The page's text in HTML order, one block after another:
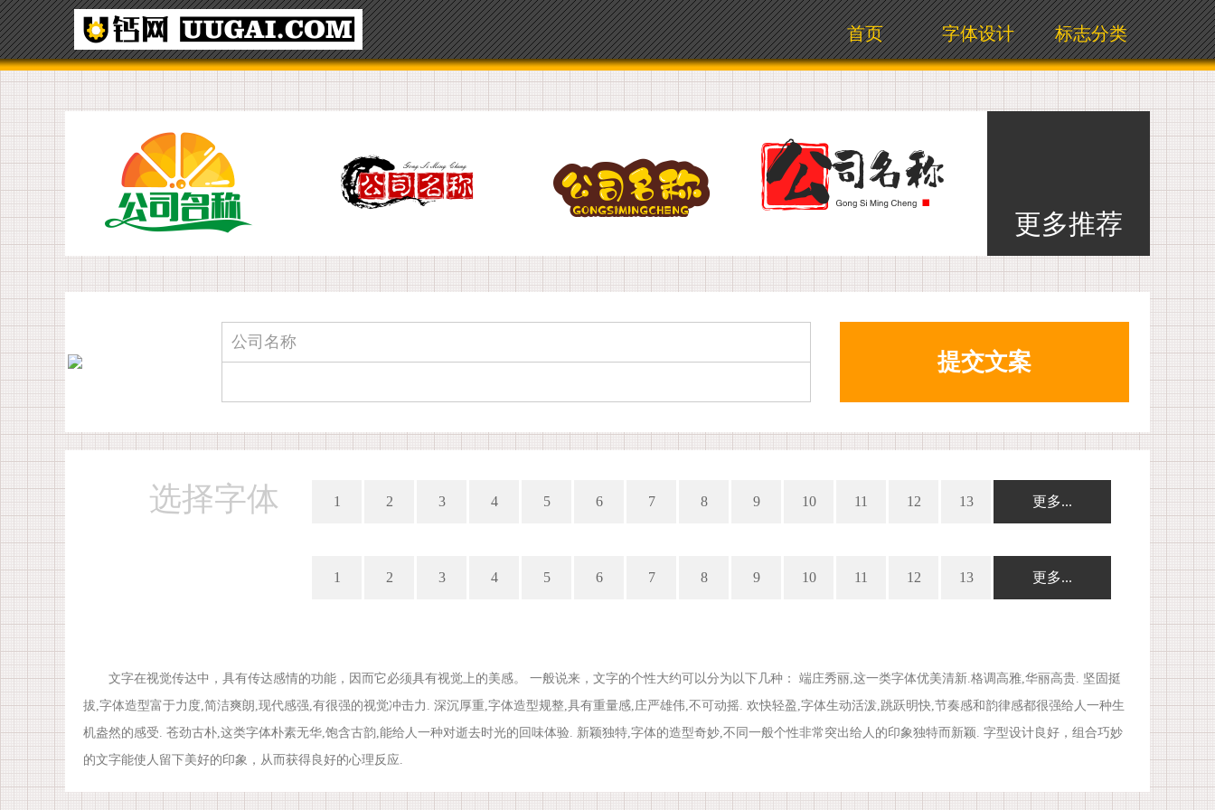
标志分类
字体设计
首页
更多推荐
选择字体 1 2 3 4 5 6 7 8 9 10 11 12 13 更多...
1 2 3 4 5 6 7 8 9 10 11 12 13 更多...
文字在视觉传达中，具有传达感情的功能，因而它必须具有视觉上的美感。 一般说来，文字的个性大约可以分为以下几种： 端庄秀丽,这一类字体优美清新.格调高雅,华丽高贵. 坚固挺
拔,字体造型富于力度,简洁爽朗,现代感强,有很强的视觉冲击力. 深沉厚重,字体造型规整,具有重量感,庄严雄伟,不可动摇. 欢快轻盈,字体生动活泼,跳跃明快,节奏感和韵律感都很强给人一种生
机盎然的感受. 苍劲古朴,这类字体朴素无华,饱含古韵,能给人一种对逝去时光的回味体验. 新颖独特,字体的造型奇妙,不同一般个性非常突出给人的印象独特而新颖. 字型设计良好，组合巧妙
的文字能使人留下美好的印象，从而获得良好的心理反应.